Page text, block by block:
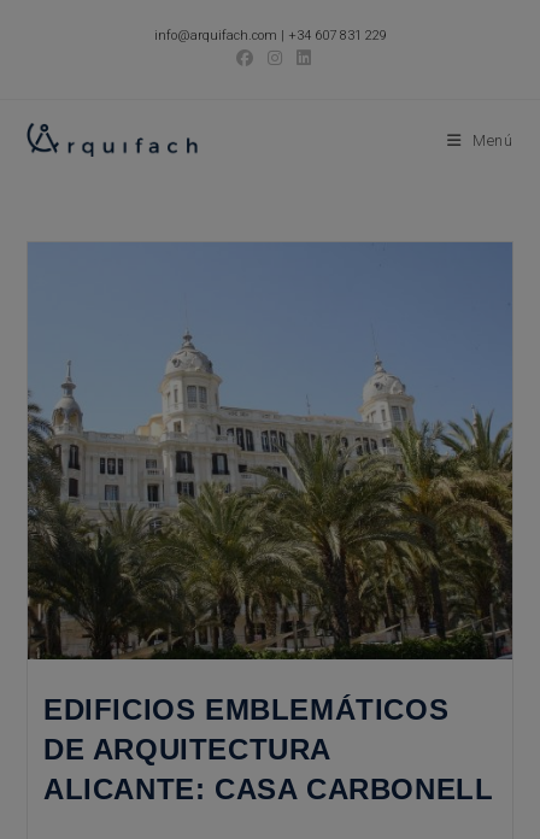
info@arquifach.com | +34 607 831 229
Menú
EDIFICIOS EMBLEMÁTICOS
DE ARQUITECTURA
ALICANTE: CASA CARBONELL